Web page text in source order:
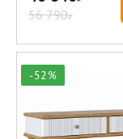
56 790Р
-52%